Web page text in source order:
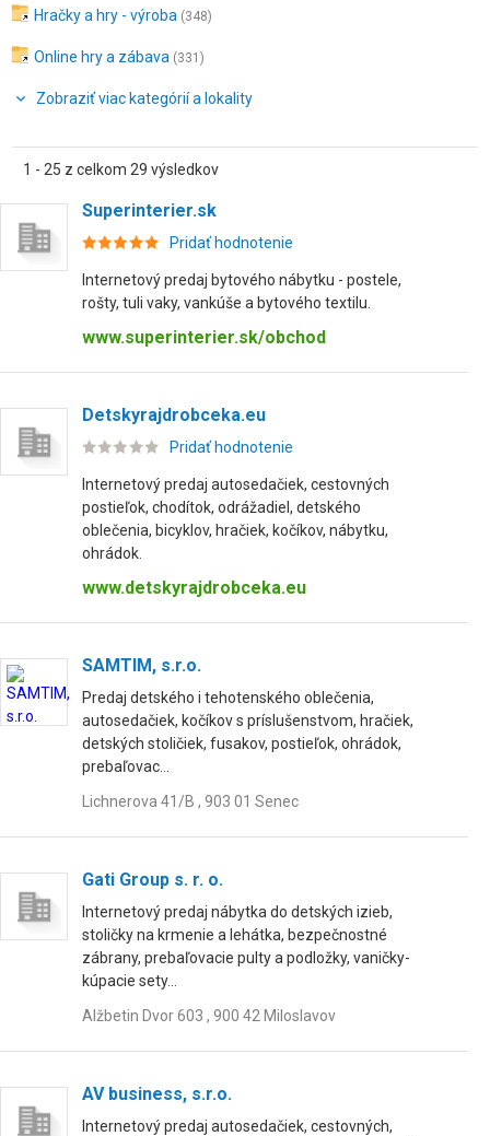
Hračky a hry - výroba (348)
Online hry a zábava (331)
Zobraziť viac kategórií a lokality
1 - 25 z celkom 29 výsledkov
Superinterier.sk
Pridať hodnotenie
Internetový predaj bytového nábytku - postele,
rošty, tuli vaky, vankúše a bytového textilu.
www.superinterier.sk/obchod
Detskyrajdrobceka.eu
Pridať hodnotenie
Internetový predaj autosedačiek, cestovných
postieľok, chodítok, odrážadiel, detského
oblečenia, bicyklov, hračiek, kočíkov, nábytku,
ohrádok.
www.detskyrajdrobceka.eu
SAMTIM, s.r.o.
Predaj detského i tehotenského oblečenia,
autosedačiek, kočíkov s príslušenstvom, hračiek,
detských stoličiek, fusakov, postieľok, ohrádok,
prebaľovac...
Lichnerova 41/B , 903 01 Senec
Gati Group s. r. o.
Internetový predaj nábytka do detských izieb,
stoličky na krmenie a lehátka, bezpečnostné
zábrany, prebaľovacie pulty a podložky, vaničky-
kúpacie sety...
Alžbetin Dvor 603 , 900 42 Miloslavov
AV business, s.r.o.
Internetový predaj autosedačiek, cestovných,